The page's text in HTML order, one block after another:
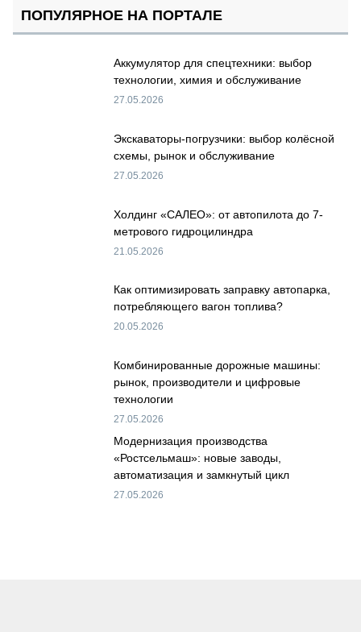
ПОПУЛЯРНОЕ НА ПОРТАЛЕ
Аккумулятор для спецтехники: выбор
технологии, химия и обслуживание
27.05.2026
Экскаваторы-погрузчики: выбор колёсной
схемы, рынок и обслуживание
27.05.2026
Холдинг «САЛЕО»: от автопилота до 7-
метрового гидроцилиндра
21.05.2026
Как оптимизировать заправку автопарка,
потребляющего вагон топлива?
20.05.2026
Комбинированные дорожные машины:
рынок, производители и цифровые
технологии
27.05.2026
Модернизация производства
«Ростсельмаш»: новые заводы,
автоматизация и замкнутый цикл
27.05.2026